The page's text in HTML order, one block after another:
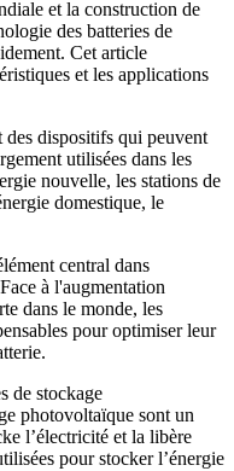
et la construction de
des batteries de
Cet article
et les applications
des dispositifs qui peuvent
utilisées dans les
nouvelle, les stations de
domestique, le
central dans
à l'augmentation
dans le monde, les
pour optimiser leur
de stockage
photovoltaïque sont un
l’électricité et la libère
pour stocker l’énergie